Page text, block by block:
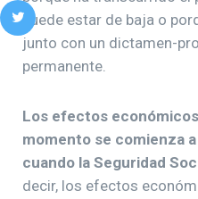
puede estar de baja o
junto con un dictamen-
permanente.
Los efectos
momento se comienza
cuando la Seguridad
decir, los efectos